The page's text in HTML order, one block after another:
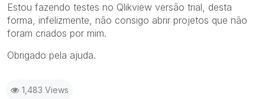
Estou fazendo testes no Qlikview versão trial, desta
forma, infelizmente, não consigo abrir projetos que não
foram criados por mim.
Obrigado pela ajuda.
1,483 Views